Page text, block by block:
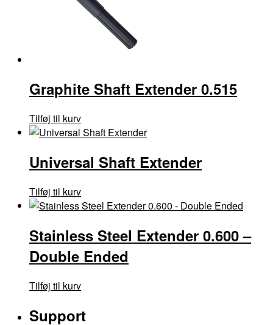
Graphite Shaft Extender 0.515
Tilføj til kurv
Universal Shaft Extender
Tilføj til kurv
Stainless Steel Extender 0.600 –
Double Ended
Tilføj til kurv
Support